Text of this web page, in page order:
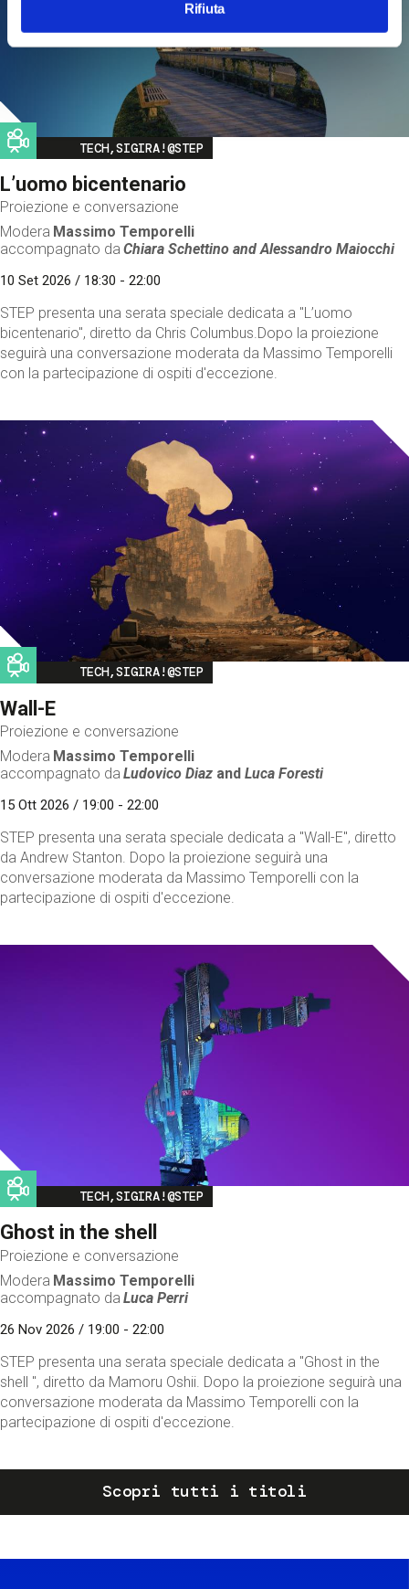
Rifiuta
Image
TECH,SIGIRA!@STEP
L’uomo bicentenario
Proiezione e conversazione
Modera Massimo Temporelli
accompagnato da Chiara Schettino andAlessandro Maiocchi
10 Set 2026 / 18:30 - 22:00
STEP presenta una serata speciale dedicata a "L’uomo
bicentenario", diretto da Chris Columbus.Dopo la proiezione
seguirà una conversazione moderata da Massimo Temporelli
con la partecipazione di ospiti d'eccezione.
Image
TECH,SIGIRA!@STEP
Wall-E
Proiezione e conversazione
Modera Massimo Temporelli
accompagnato da Ludovico Diaz andLuca Foresti
15 Ott 2026 / 19:00 - 22:00
STEP presenta una serata speciale dedicata a "Wall-E", diretto
da Andrew Stanton. Dopo la proiezione seguirà una
conversazione moderata da Massimo Temporelli con la
partecipazione di ospiti d'eccezione.
Image
TECH,SIGIRA!@STEP
Ghost in the shell
Proiezione e conversazione
Modera Massimo Temporelli
accompagnato da Luca Perri
26 Nov 2026 / 19:00 - 22:00
STEP presenta una serata speciale dedicata a "Ghost in the
shell ", diretto da Mamoru Oshii. Dopo la proiezione seguirà una
conversazione moderata da Massimo Temporelli con la
partecipazione di ospiti d'eccezione.
Scopri tutti i titoli